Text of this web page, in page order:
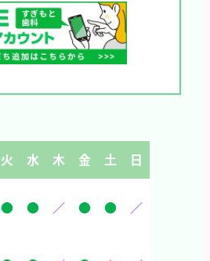
火 水 木 金 土
日
● ● ／ ● ● ／